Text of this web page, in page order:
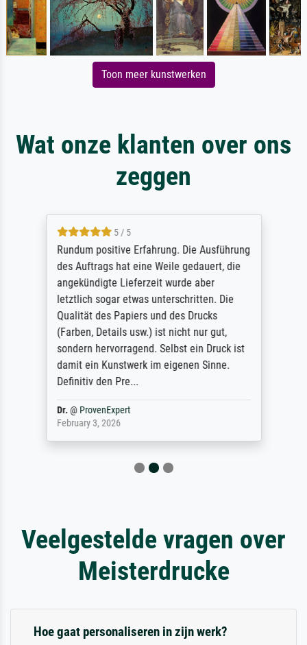
Toon meer kunstwerken
Wat onze klanten over ons
zeggen
5 / 5
Rundum positive Erfahrung. Die Ausführung
des Auftrags hat eine Weile gedauert, die
angekündigte Lieferzeit wurde aber
letztlich sogar etwas unterschritten. Die
Qualität des Papiers und des Drucks
(Farben, Details usw.) ist nicht nur gut,
sondern hervorragend. Selbst ein Druck ist
damit ein Kunstwerk im eigenen Sinne.
Definitiv den Pre...
Dr.@ ProvenExpert
February 3, 2026
Veelgestelde vragen over
Meisterdrucke
Hoe gaat personaliseren in zijn werk?